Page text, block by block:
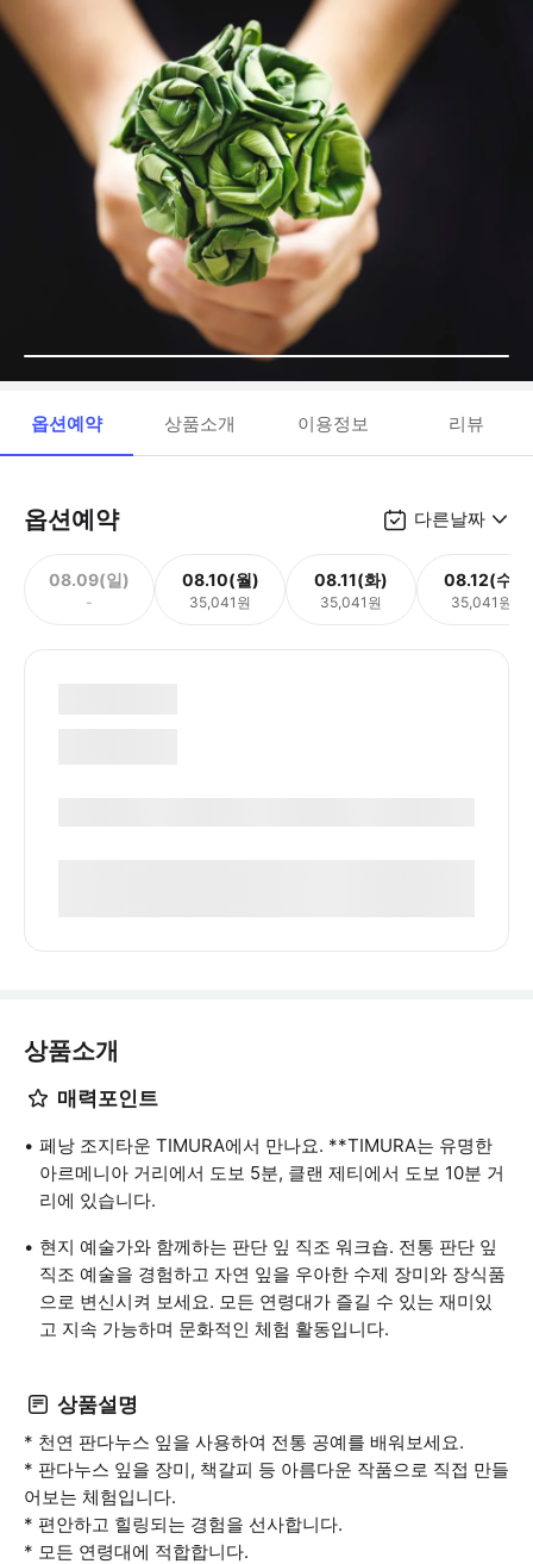
옵션예약 상품소개 이용정보 리뷰
옵션예약 다른날짜
08.09(일)
-
08.10(월)
35,041원
08.11(화)
35,041원
08.12(수)
35,041원
상품소개
매력포인트
페낭 조지타운 TIMURA에서 만나요. **TIMURA는 유명한
아르메니아 거리에서 도보 5분, 클랜 제티에서 도보 10분 거
리에 있습니다.
현지 예술가와 함께하는 판단 잎 직조 워크숍. 전통 판단 잎
직조 예술을 경험하고 자연 잎을 우아한 수제 장미와 장식품
으로 변신시켜 보세요. 모든 연령대가 즐길 수 있는 재미있
고 지속 가능하며 문화적인 체험 활동입니다.
상품설명
* 천연 판다누스 잎을 사용하여 전통 공예를 배워보세요.
* 판다누스 잎을 장미, 책갈피 등 아름다운 작품으로 직접 만들
어보는 체험입니다.
* 편안하고 힐링되는 경험을 선사합니다.
* 모든 연령대에 적합합니다.